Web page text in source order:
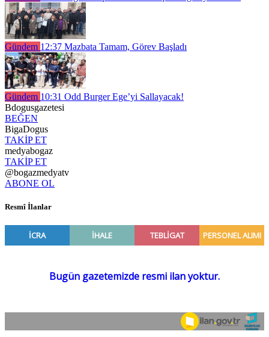
Gündem 12:37 Mazbata Tamam, Görev Başladı
Gündem 10:31 Odd Burger Ege’yi Sallayacak!
Bdogusgazetesi
BEĞEN
BigaDogus
TAKİP ET
medyabogaz
TAKİP ET
@bogazmedyatv
ABONE OL
Resmî İlanlar